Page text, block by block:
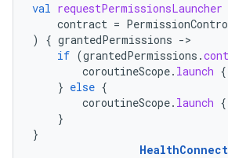
val requestPermissionsLauncher
contract =
)
{ grantedPermissions -
if (grantedPermissions .
coroutineScope. launch {
} else {
coroutineScope. launch {
}
}